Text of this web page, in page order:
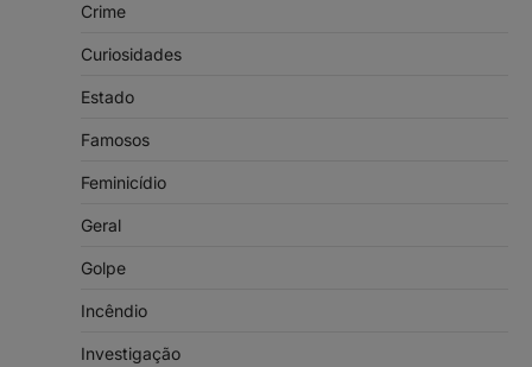
Crime
Curiosidades
Estado
Famosos
Feminicídio
Geral
Golpe
Incêndio
Investigação